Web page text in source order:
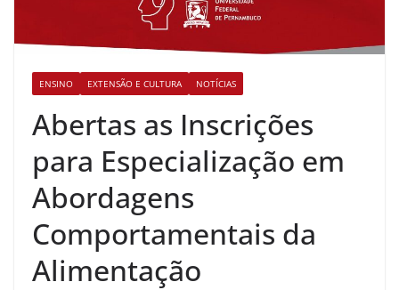
ENSINO EXTENSÃO E CULTURA NOTÍCIAS
Abertas as Inscrições
para Especialização em
Abordagens
Comportamentais da
Alimentação